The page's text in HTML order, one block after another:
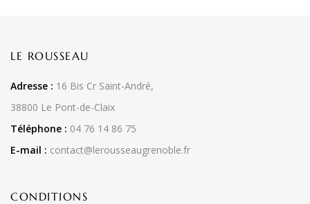
LE ROUSSEAU
Adresse : 16 Bis Cr Saint-André,
38800 Le Pont-de-Claix
Téléphone : 04 76 14 86 75
E-mail : contact@lerousseaugrenoble.fr
CONDITIONS